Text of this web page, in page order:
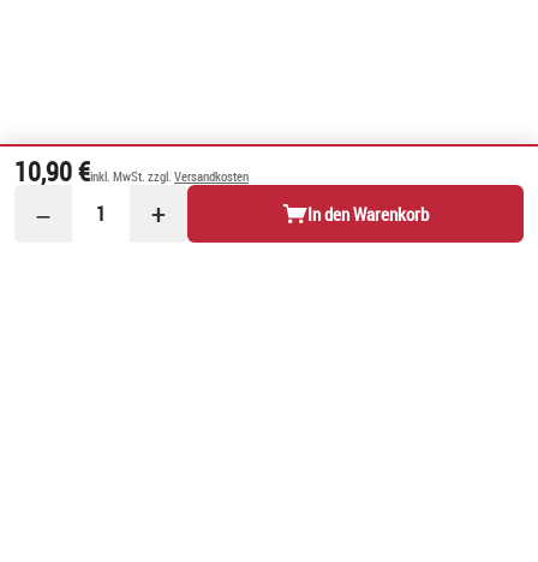
10,90 €inkl. MwSt. zzgl. Versandkosten
− 1 + In den Warenkorb